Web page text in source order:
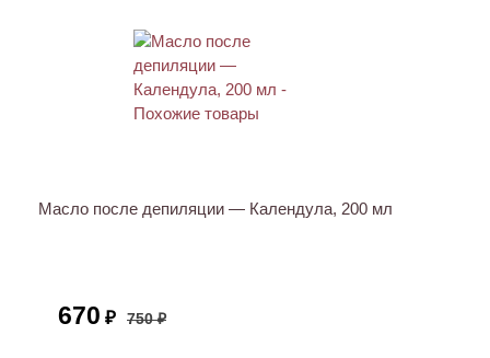
Масло после депиляции — Календула, 200 мл
670 ₽ 750 ₽